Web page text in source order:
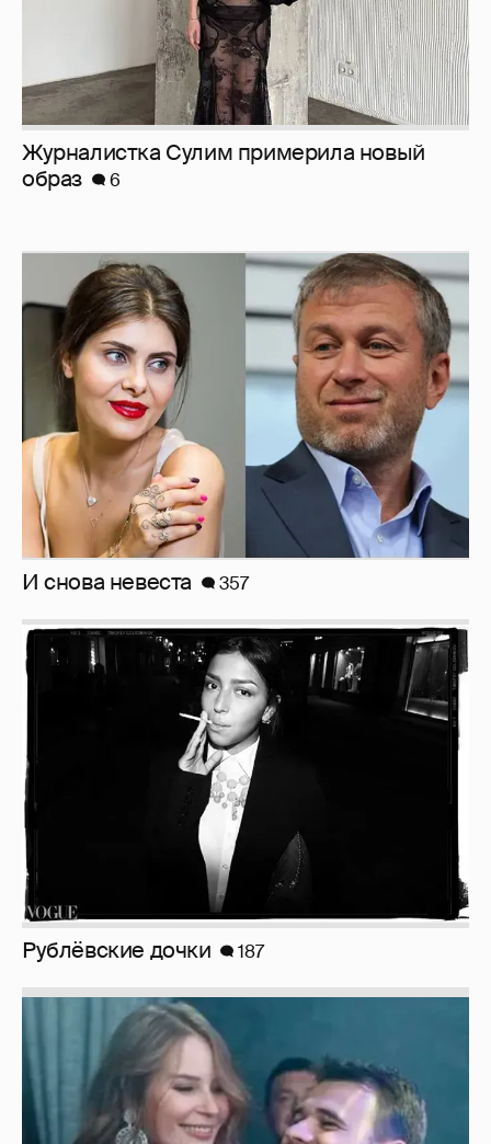
Журналистка Сулим примерила новый
образ
6
И снова невеста 357
Рублёвские дочки 187